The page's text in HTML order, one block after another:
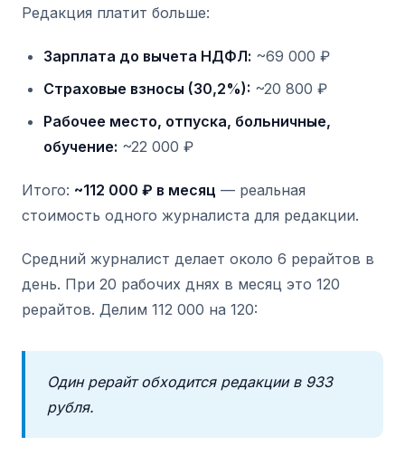
Редакция платит больше:
Зарплата до вычета НДФЛ: ~69 000 ₽
Страховые взносы (30,2%): ~20 800 ₽
Рабочее место, отпуска, больничные,
обучение: ~22 000 ₽
Итого: ~112 000 ₽ в месяц — реальная
стоимость одного журналиста для редакции.
Средний журналист делает около 6 рерайтов в
день. При 20 рабочих днях в месяц это 120
рерайтов. Делим 112 000 на 120:
Один рерайт обходится редакции в 933
рубля.